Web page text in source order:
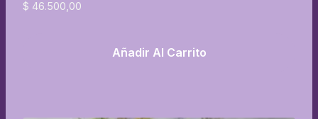
$ 46.500,00
Añadir Al Carrito